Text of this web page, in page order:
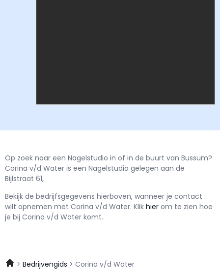
Op zoek naar een Nagelstudio in of in de buurt van Bussum?
Corina v/d Water is een Nagelstudio gelegen aan de
Bijlstraat 61,
Bekijk de bedrijfsgegevens hierboven, wanneer je contact
wilt opnemen met Corina v/d Water. Klik hier om te zien hoe
je bij Corina v/d Water komt.
Bedrijvengids Corina v/d Water